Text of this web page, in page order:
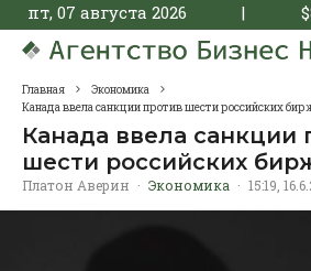
пт, 07 августа 2026 | $
Главная
Экономика
Канада ввела санкции против шести российских
Канада ввела санкции
шести российских
Платон Аверин · Экономика · 15:19,